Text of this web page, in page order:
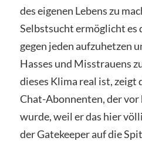
des eigenen Lebens zu
Selbstsucht ermöglicht es
gegen jeden aufzuhetzen
Hasses und Misstrauens
dieses Klima real ist, zeigt
Chat-Abonnenten, der vor
wurde, weil er das hier
der Gatekeeper auf die